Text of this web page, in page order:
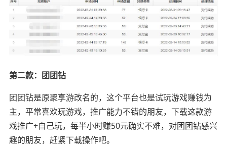
第二款： 团团钻
团团钻是原聚享游改名的，这个平台也是试玩游戏赚钱为
主，平常喜欢玩游戏，推广能力不错的朋友，下载这款游
戏推广+自己玩，每半小时赚50元确实不难，对团团钻感兴
趣的朋友，赶紧下载操作吧。